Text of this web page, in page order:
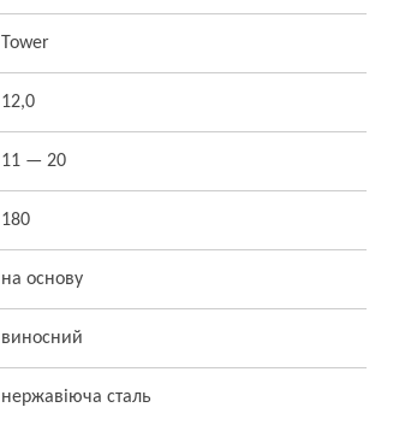
Tower
12,0
11 — 20
180
на основу
виносний
нержавіюча сталь